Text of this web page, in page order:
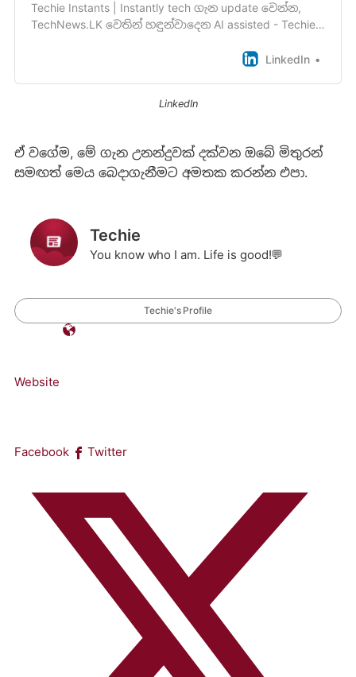
Techie Instants | Instantly tech ගැන update වෙන්න,
TechNews.LK වෙතින් හඳුන්වාදෙන AI assisted - Techie
LinkedIn
LinkedIn
ඒ වගේම, මේ ගැන උනන්දුවක් දක්වන ඔබේ මිතුරන්
සමඟත් මෙය බෙදාගැනීමට අමතක කරන්න එපා.
Techie
You know who I am. Life is good!💬
Techie's Profile
Website
Facebook Twitter